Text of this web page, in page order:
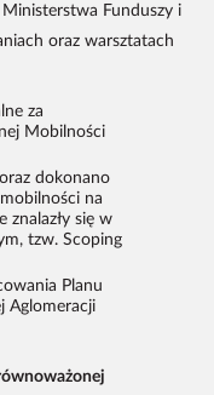
Funduszy i
oraz warsztatach
za
Mobilności
dokonano
na
znalazły się w
tzw. Scoping
Planu
Aglomeracji